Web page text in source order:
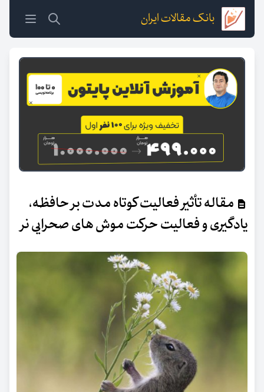
بانک مقالات ایران
مقاله تأثیر فعالیت کوتاه مدت بر حافظه،
یادگیری و فعالیت حرکت موش های صحرایی نر